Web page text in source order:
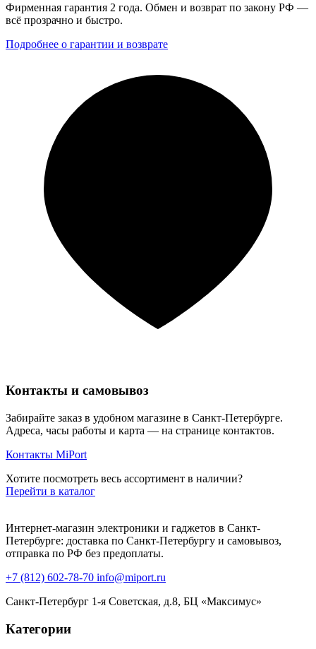
Фирменная гарантия 2 года. Обмен и возврат по закону РФ —
всё прозрачно и быстро.
Подробнее о гарантии и возврате
Контакты и самовывоз
Забирайте заказ в удобном магазине в Санкт-Петербурге.
Адреса, часы работы и карта — на странице контактов.
Контакты MiPort
Хотите посмотреть весь ассортимент в наличии?
Перейти в каталог
Интернет-магазин электроники и гаджетов в Санкт-
Петербурге: доставка по Санкт-Петербургу и самовывоз,
отправка по РФ без предоплаты.
+7 (812) 602-78-70 info@miport.ru
Санкт-Петербург 1-я Советская, д.8, БЦ «Максимус»
Категории